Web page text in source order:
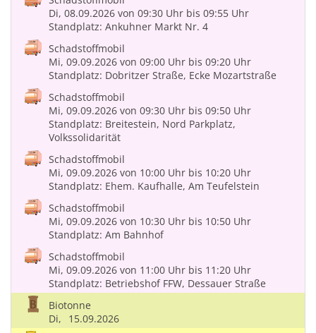
Di, 08.09.2026 von 09:30 Uhr bis 09:55 Uhr
Standplatz: Ankuhner Markt Nr. 4
Schadstoffmobil
Mi, 09.09.2026 von 09:00 Uhr bis 09:20 Uhr
Standplatz: Dobritzer Straße, Ecke Mozartstraße
Schadstoffmobil
Mi, 09.09.2026 von 09:30 Uhr bis 09:50 Uhr
Standplatz: Breitestein, Nord Parkplatz,
Volkssolidarität
Schadstoffmobil
Mi, 09.09.2026 von 10:00 Uhr bis 10:20 Uhr
Standplatz: Ehem. Kaufhalle, Am Teufelstein
Schadstoffmobil
Mi, 09.09.2026 von 10:30 Uhr bis 10:50 Uhr
Standplatz: Am Bahnhof
Schadstoffmobil
Mi, 09.09.2026 von 11:00 Uhr bis 11:20 Uhr
Standplatz: Betriebshof FFW, Dessauer Straße
Biotonne
Di,
15.09.2026